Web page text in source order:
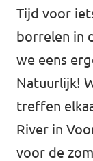
Bestuur
Vacatures
Tijd voor
borrelen in
we eens
Natuurlijk!
treffen
River in
voor de